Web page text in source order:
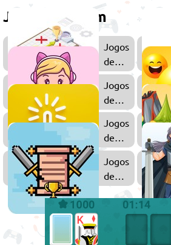
Jogue também
Jogos
de
Gerenciamento
Jogos
de
Meninas
Jogos
de
Clicker
Jogos
de
Pixel